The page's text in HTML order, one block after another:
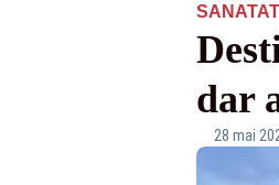
dar
28 mai